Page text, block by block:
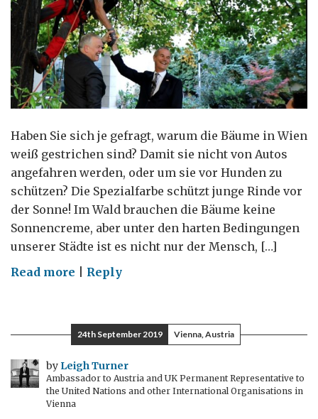
Haben Sie sich je gefragt, warum die Bäume in Wien
weiß gestrichen sind? Damit sie nicht von Autos
angefahren werden, oder um sie vor Hunden zu
schützen? Die Spezialfarbe schützt junge Rinde vor
der Sonne! Im Wald brauchen die Bäume keine
Sonnencreme, aber unter den harten Bedingungen
unserer Städte ist es nicht nur der Mensch, […]
Read more on
blauer
Himmel
und
ein
grüner
Reply
24th September 2019 Vienna, Austria
by Leigh Turner
Ambassador to Austria and UK Permanent Representative to
the United Nations and other International Organisations in
Vienna